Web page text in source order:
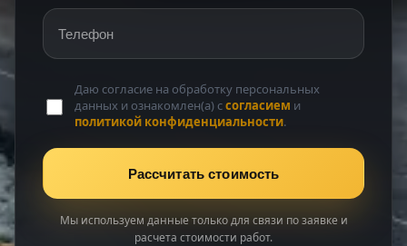
Даю согласие на обработку персональных
данных и ознакомлен(а) ссогласием и
политикой конфиденциальности.
Рассчитать стоимость
Мы используем данные только для связи по заявке и
расчета стоимости работ.